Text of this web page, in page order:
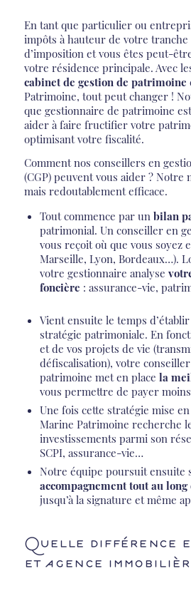
En tant que particulier ou
impôts à hauteur de votre tranche
d’imposition et vous êtes peut-
votre résidence principale. Avec
cabinet de gestion de patrimoine
Patrimoine, tout peut changer !
que gestionnaire de patrimoine
aider à faire fructifier votre
optimisant votre fiscalité.
Comment nos conseillers en
(CGP) peuvent vous aider ? Notre
mais redoutablement efficace.
Tout commence par un bilan
patrimonial. Un conseiller en
vous reçoit où que vous soyez
Marseille, Lyon, Bordeaux…).
votre gestionnaire analyse
foncière : assurance-vie,
Vient ensuite le temps
stratégie patrimoniale. En
et de vos projets de vie
défiscalisation), votre
patrimoine met en place la
vous permettre de payer
Une fois cette stratégie mise
Marine Patrimoine recherche
investissements parmi son
SCPI, assurance-vie…
Notre équipe poursuit ensuite
accompagnement tout au
jusqu’à la signature et même
Quelle différence
et agence